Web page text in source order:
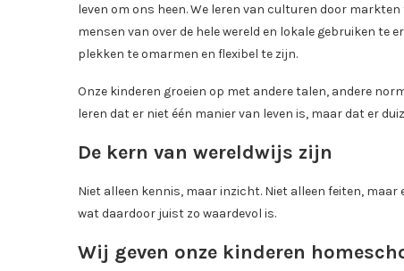
leven om ons heen. We leren van culturen door
mensen van over de hele wereld en lokale gebruiken te
plekken te omarmen en flexibel te zijn.
Onze kinderen groeien op met andere talen, andere
leren dat er niet één manier van leven is, maar dat er
De kern van wereldwijs zijn
Niet alleen kennis, maar inzicht. Niet alleen feiten,
wat daardoor juist zo waardevol is.
Wij geven onze kinderen